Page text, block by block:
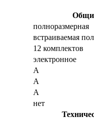
полноразмерная
встраиваемая
12 комплектов
электронное
A
A
A
нет